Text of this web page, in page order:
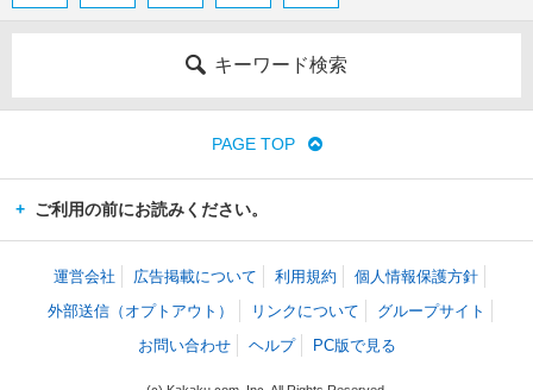
キーワード検索
PAGE TOP
ご利用の前にお読みください。
運営会社 広告掲載について 利用規約
個人情報保護方針
外部送信（オプトアウト）
リンクについて
グループサイト
お問い合わせ
ヘルプ PC版で見る